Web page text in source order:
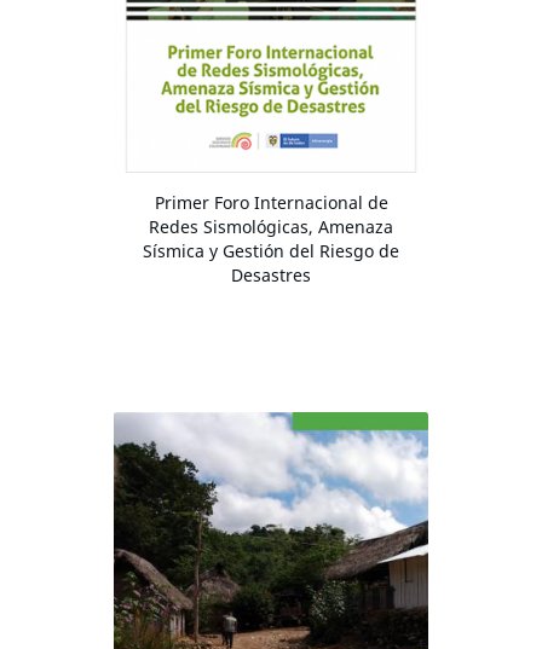
Primer Foro Internacional de
Redes Sismológicas, Amenaza
Sísmica y Gestión del Riesgo de
Desastres